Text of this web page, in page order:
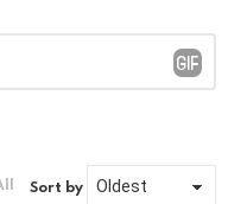
Sort by